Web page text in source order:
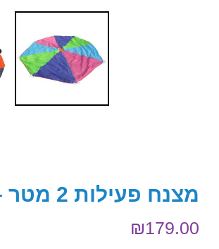
מצנח פעילות 2 מטר – 3025
₪179.00